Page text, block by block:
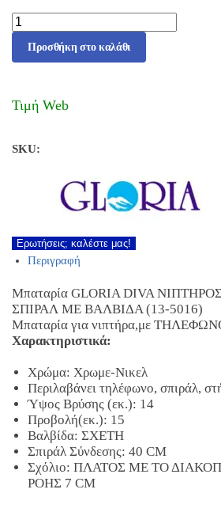
Προσθήκη στο καλάθι
Τιμή Web
SKU:
Ερωτήσεις; καλέστε μας!
Περιγραφή
Μπαταρία GLORIA DIVA
ΣΠΙΡΑΛ ΜΕ ΒΑΛΒΙΔΑ (13-5016)
Μπαταρία για νιπτήρα,με
Χαρακτηριστικά:
Χρώμα: Χρωμε-Νικελ
Περιλαβάνει τηλέφωνο, σπιράλ,
Ύψος Βρύσης (εκ.): 14
Προβολή(εκ.): 15
Βαλβίδα: ΣΧΕΤΗ
Σπιράλ Σύνδεσης: 40 CM
Σχόλιο: ΠΛΑΤΟΣ ΜΕ ΤΟ
ΡΟΗΣ 7 CM